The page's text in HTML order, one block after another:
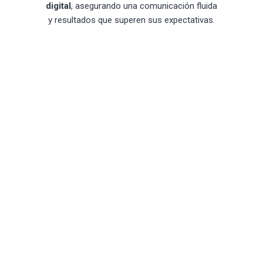
digital, asegurando una comunicación fluida
y resultados que superen sus expectativas.